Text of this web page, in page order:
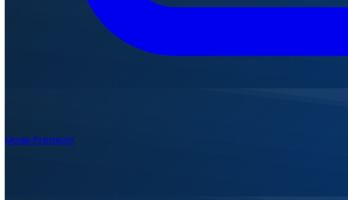
Mode Premium